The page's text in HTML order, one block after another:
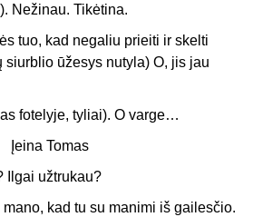
Nežinau. Tikėtina.
tuo, kad negaliu prieiti ir skelti
siurblio ūžesys nutyla) O, jis jau
fotelyje, tyliai). O varge…
Įeina Tomas
Ilgai užtrukau?
kad tu su manimi iš gailesčio.